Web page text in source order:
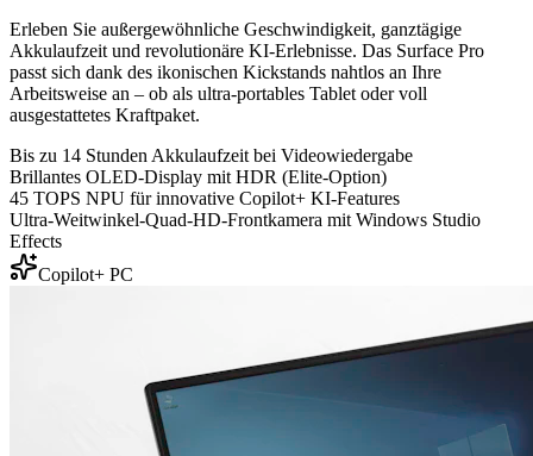
Erleben Sie außergewöhnliche Geschwindigkeit, ganztägige
Akkulaufzeit und revolutionäre KI-Erlebnisse. Das Surface Pro
passt sich dank des ikonischen Kickstands nahtlos an Ihre
Arbeitsweise an – ob als ultra-portables Tablet oder voll
ausgestattetes Kraftpaket.
Bis zu 14 Stunden Akkulaufzeit bei Videowiedergabe
Brillantes OLED-Display mit HDR (Elite-Option)
45 TOPS NPU für innovative Copilot+ KI-Features
Ultra-Weitwinkel-Quad-HD-Frontkamera mit Windows Studio
Effects
Copilot+ PC